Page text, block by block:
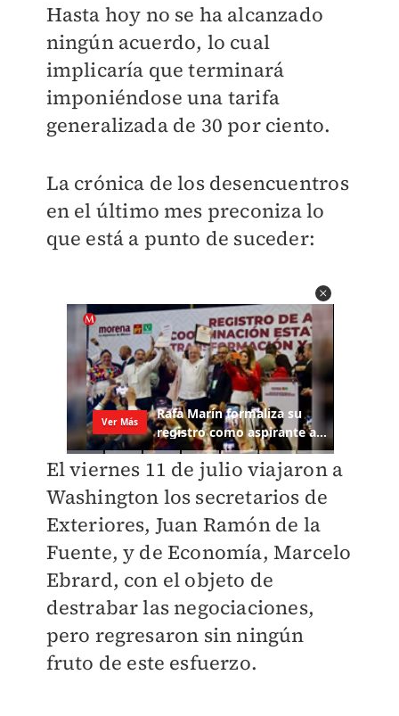
Hasta hoy no se ha alcanzado
ningún acuerdo, lo cual
implicaría que terminará
imponiéndose una tarifa
generalizada de 30 por ciento.
La crónica de los desencuentros
en el último mes preconiza lo
que está a punto de suceder:
El viernes 11 de julio viajaron a
Washington los secretarios de
Exteriores, Juan Ramón de la
Fuente, y de Economía, Marcelo
Ebrard, con el objeto de
destrabar las negociaciones,
pero regresaron sin ningún
fruto de este esfuerzo.